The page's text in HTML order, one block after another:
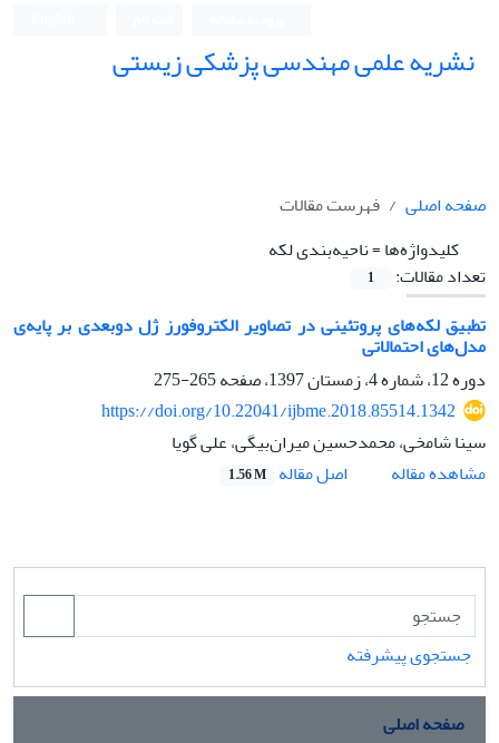
نشریه علمی مهندسی پزشکی زیستی
صفحه اصلی
فهرست مقالات
کلیدواژه‌ها =ناحیه‌بندی لکه
تعداد مقالات:
1
تطبیق لکه‌های پروتئینی در تصاویر الکتروفورز ژل دوبعدی بر پایه‌ی
مدل‌های احتمالاتی
دوره 12، شماره 4، زمستان 1397، صفحه
265-275
https://doi.org/10.22041/ijbme.2018.85514.1342
سینا شامخی، محمدحسین میران‌بیگی، علی گویا
مشاهده مقاله
اصل مقاله 1.56 M
جستجوی پیشرفته
صفحه اصلی